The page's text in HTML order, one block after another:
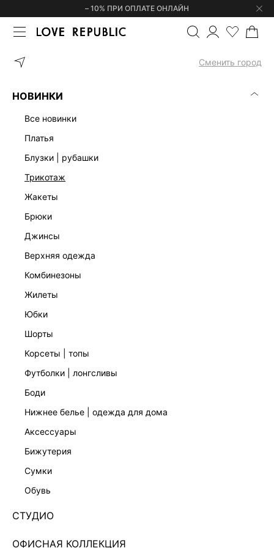
– 10% ПРИ ОПЛАТЕ ОНЛАЙН
Сменить город
НОВИНКИ
все новинки
платья
блузки | рубашки
трикотаж
жакеты
брюки
джинсы
верхняя одежда
комбинезоны
жилеты
юбки
шорты
корсеты | топы
футболки | лонгсливы
боди
нижнее белье | одежда для дома
аксессуары
бижутерия
сумки
обувь
СТУДИО
ОФИСНАЯ КОЛЛЕКЦИЯ
ГЛАВНАЯ ДЖИНСЫ SKINNY С
5151401708-102
1,150 ₽x 4 платежа с Подели